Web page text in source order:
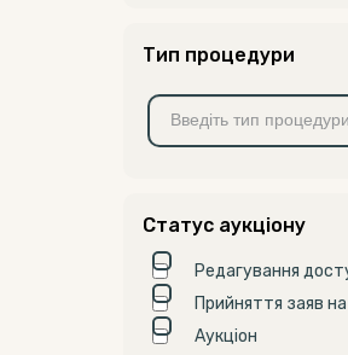
Тип процедури
Статус аукціону
Редагування
Прийняття заяв
Аукціон